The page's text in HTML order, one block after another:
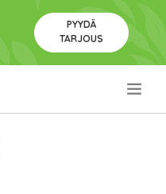
PYYDÄ
TARJOUS